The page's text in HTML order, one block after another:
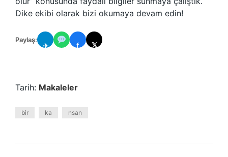
Dike ekibi olarak bizi okumaya devam edin!
Paylaş:
✈ f 𝕏
Tarih: Makaleler
bir ka nsan